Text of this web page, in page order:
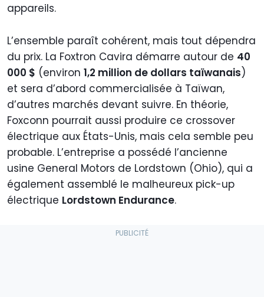
appareils.
L’ensemble paraît cohérent, mais tout dépendra
du prix. La Foxtron Cavira démarre autour de 40
000 $ (environ 1,2 million de dollars taïwanais)
et sera d’abord commercialisée à Taïwan,
d’autres marchés devant suivre. En théorie,
Foxconn pourrait aussi produire ce crossover
électrique aux États-Unis, mais cela semble peu
probable. L’entreprise a possédé l’ancienne
usine General Motors de Lordstown (Ohio), qui a
également assemblé le malheureux pick-up
électrique Lordstown Endurance.